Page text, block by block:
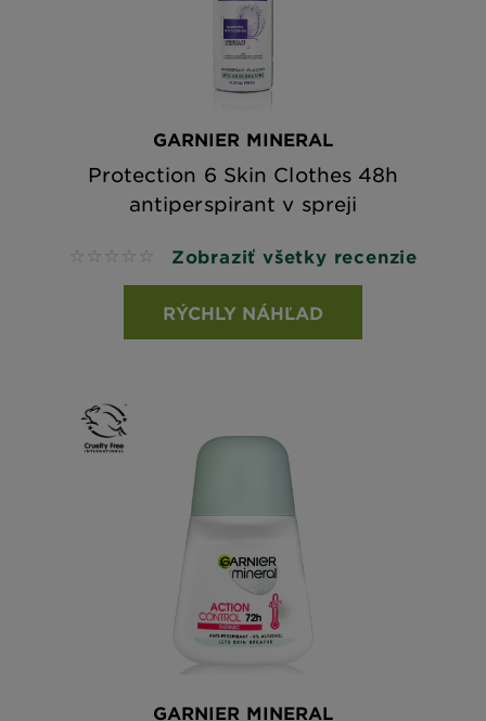
GARNIER MINERAL
Protection 6 Skin Clothes 48h
antiperspirant v spreji
No reviews Zobraziť všetky recenzie
RÝCHLY NÁHĽAD
GARNIER MINERAL